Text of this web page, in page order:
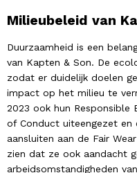
Milieubeleid van
Duurzaamheid is een
van Kapten & Son. De
zodat er duidelijk doelen
impact op het milieu te
2023 ook hun Responsible
of Conduct uiteengezet en
aansluiten aan de Fair
zien dat ze ook aandacht
arbeidsomstandigheden